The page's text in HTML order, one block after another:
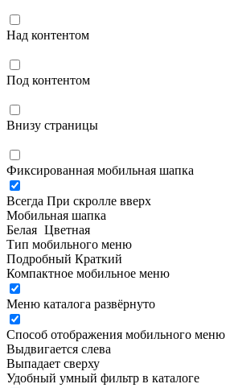
Над контентом
Под контентом
Внизу страницы
Фиксированная мобильная шапка
Всегда При скролле вверх
Мобильная шапка
Белая Цветная
Тип мобильного меню
Подробный Краткий
Компактное мобильное меню
Меню каталога развёрнуто
Способ отображения мобильного меню
Выдвигается слева
Выпадает сверху
Удобный умный фильтр в каталоге